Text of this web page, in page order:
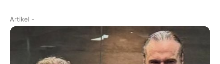
Artikel -